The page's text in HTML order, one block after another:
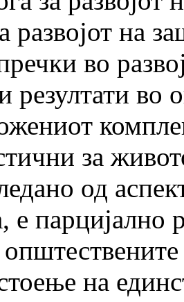
развојот на
во
резултати во
за
од
е парцијално
на